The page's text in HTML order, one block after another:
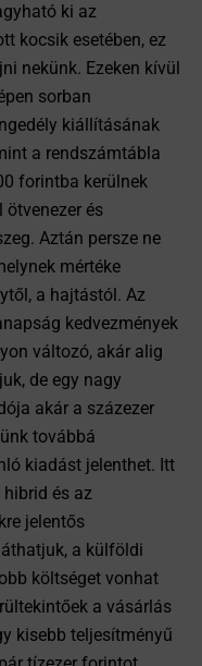
ki az
kocsik esetében, ez
nekünk. Ezeken kívül
sorban
kiállításának
a rendszámtábla
forintba kerülnek
ötvenezer és
Aztán persze ne
mértéke
a hajtástól. Az
kedvezmények
változó, akár alig
de egy nagy
akár a százezer
továbbá
kiadást jelenthet. Itt
és az
jelentős
a külföldi
költséget vonhat
a vásárlás
kisebb teljesítményű